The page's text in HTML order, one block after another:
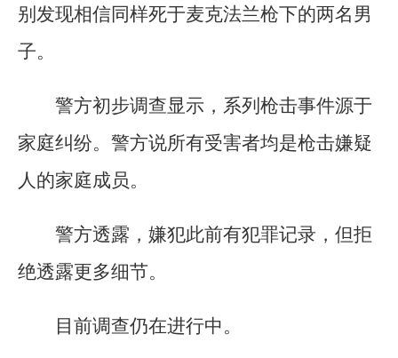
别发现相信同样死于麦克法兰枪下的两名男
子。
警方初步调查显示，系列枪击事件源于
家庭纠纷。警方说所有受害者均是枪击嫌疑
人的家庭成员。
警方透露，嫌犯此前有犯罪记录，但拒
绝透露更多细节。
目前调查仍在进行中。